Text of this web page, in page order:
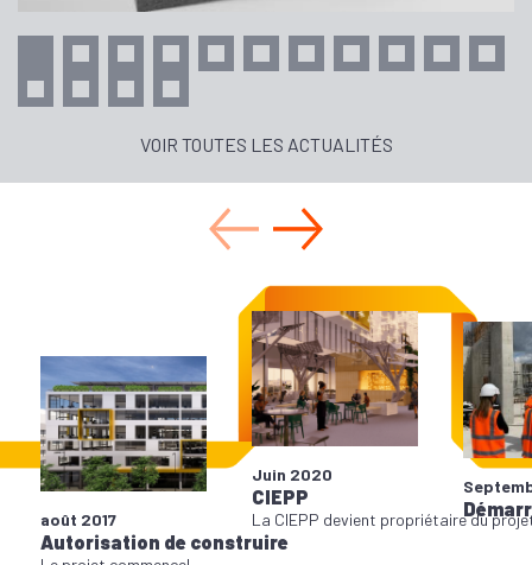
VOIR TOUTES LES ACTUALITÉS
août 2017
Autorisation de construire
Juin 2020
CIEPP
La CIEPP devient propriétaire du